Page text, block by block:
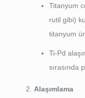
Titanyum
rutil gibi)
titanyum
Ti-Pd
sırasında
Alaşımlama